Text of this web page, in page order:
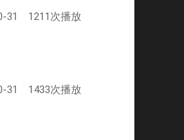
31 1211次播放
31 1433次播放